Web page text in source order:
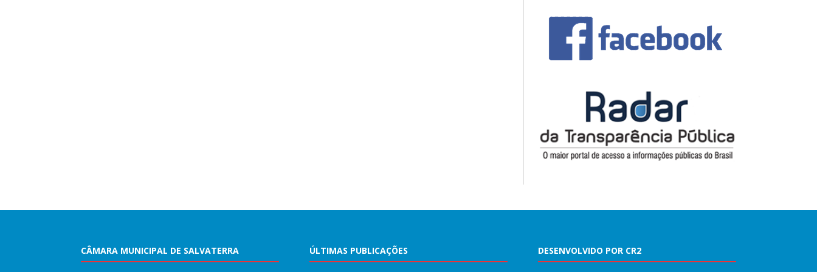
CÂMARA MUNICIPAL DE SALVATERRA ÚLTIMAS PUBLICAÇÕES DESENVOLVIDO POR CR2